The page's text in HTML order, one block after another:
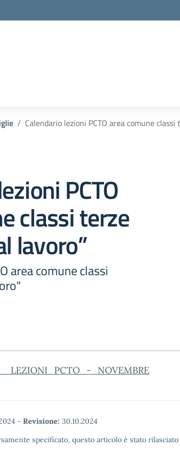
Calendario lezioni PCTO area comune
PCTO
classi terze
lavoro”
area comune classi
_NOVEMBRE
- Revisione: 30.10.2024
specificato, questo articolo è stato